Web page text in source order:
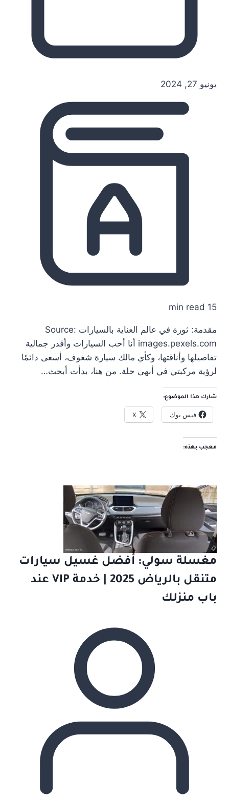
يونيو 27, 2024
15 min read
مقدمة: ثورة في عالم العناية بالسيارات Source:
images.pexels.com أنا أحب السيارات وأقدر جمالية
تفاصيلها وأناقتها، وكأي مالك سيارة شغوف، أسعى دائمًا
لرؤية مركبتي في أبهى حلة. من هنا، بدأت أبحث…
شارك هذا الموضوع:
فيس بوك X
معجب بهذه:
مغسلة سولي: أفضل غسيل سيارات
متنقل بالرياض 2025 | خدمة VIP عند
باب منزلك